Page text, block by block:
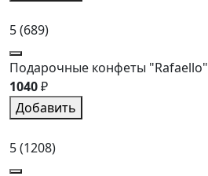
5(689)
Подарочные конфеты "Rafaello"
1040₽
Добавить
5(1208)